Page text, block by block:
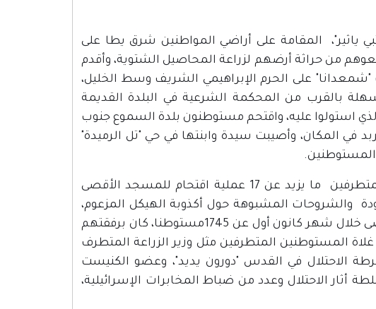
المقامة على أراضي المواطنين شرق يطا على
من حراثة أرضهم لزراعة المحاصيل الشتوية، وأقدم
على الحرم الإبراهيمي الشريف وسط الخليل،
بالقرب من المحكمة الشرعية في البلدة القديمة
استولوا عليه، واقتحم مستوطنون بلدة السموع جنوب
في المكان، وأصيبت سيدة وابنتها في حي "تل الرميدة"
المستوطنين.
وفي محافظة القدس: نظمت عصابات المستوطنين المتطرفين ما يزيد عن 17 عملية اقتحام للمسجد الأقصى
والشروحات المشبوهة حول أكذوبة الهيكل المزعوم،
حيث زاد عدد المستوطنون الذين اقتحموا المسجد الأقصى خلال شهر كانون أول عن 1745مستوطنا، كان برفقتهم
المستوطنين المتطرفين مثل وزير الزراعة المتطرف
الاحتلال في القدس "دورون يديد"، وعضو الكنيست
أثار الاحتلال وعدد من ضباط المخابرات الإسرائيلية،